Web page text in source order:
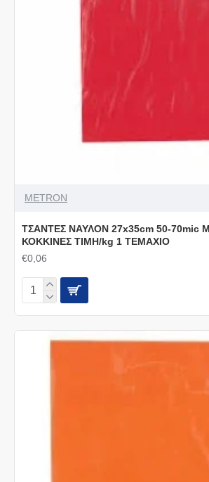
METRON
ΤΣΑΝΤΕΣ ΝΑΥΛΟΝ 27x35cm 50-70mic
ΚΟΚΚΙΝΕΣ ΤΙΜΗ/kg 1 ΤΕΜΑΧΙΟ
€0,06